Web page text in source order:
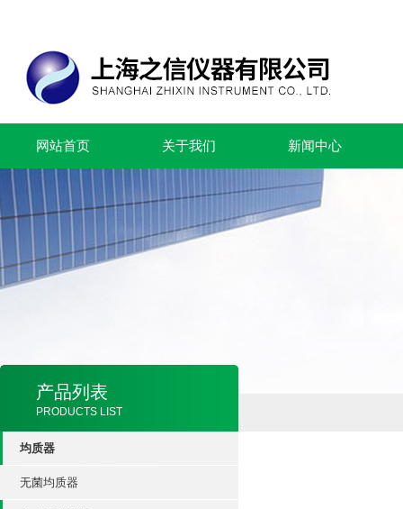
网站首页 关于我们 新闻中心
产品列表
PRODUCTS LIST
均质器
无菌均质器